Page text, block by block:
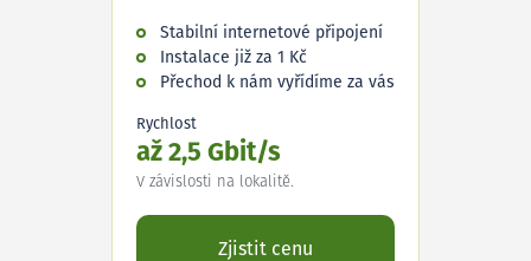
Stabilní internetové připojení
Instalace již za 1 Kč
Přechod k nám vyřídíme za vás
Rychlost
až 2,5 Gbit/s
V závislosti na lokalitě.
Zjistit cenu